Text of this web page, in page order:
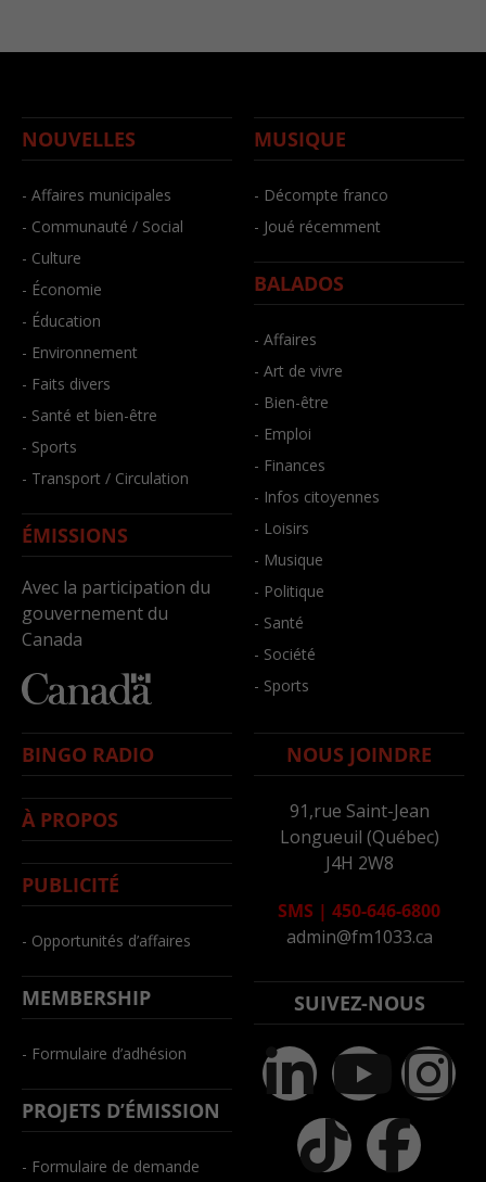
NOUVELLES
- Affaires municipales
- Communauté / Social
- Culture
- Économie
- Éducation
- Environnement
- Faits divers
- Santé et bien-être
- Sports
- Transport / Circulation
ÉMISSIONS
Avec la participation du
gouvernement du
Canada
MUSIQUE
- Décompte franco
- Joué récemment
BALADOS
- Affaires
- Art de vivre
- Bien-être
- Emploi
- Finances
- Infos citoyennes
- Loisirs
- Musique
- Politique
- Santé
- Société
- Sports
BINGO RADIO
À PROPOS
PUBLICITÉ
- Opportunités d’affaires
MEMBERSHIP
- Formulaire d’adhésion
PROJETS D’ÉMISSION
- Formulaire de demande
NOUS JOINDRE
91,rue Saint-Jean
Longueuil (Québec)
J4H 2W8
SMS | 450-646-6800
admin@fm1033.ca
SUIVEZ-NOUS